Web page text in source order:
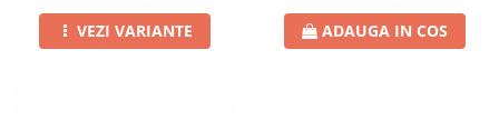
VEZI VARIANTE ADAUGA IN COS